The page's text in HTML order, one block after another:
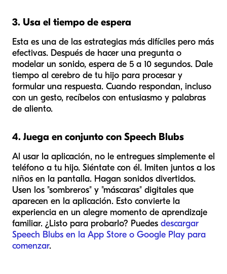
3. Usa el tiempo de espera
Esta es una de las estrategias más difíciles pero más
efectivas. Después de hacer una pregunta o
modelar un sonido, espera de 5 a 10 segundos. Dale
tiempo al cerebro de tu hijo para procesar y
formular una respuesta. Cuando respondan, incluso
con un gesto, recíbelos con entusiasmo y palabras
de aliento.
4. Juega en conjunto con Speech Blubs
Al usar la aplicación, no le entregues simplemente el
teléfono a tu hijo. Siéntate con él. Imiten juntos a los
niños en la pantalla. Hagan sonidos divertidos.
Usen los "sombreros" y "máscaras" digitales que
aparecen en la aplicación. Esto convierte la
experiencia en un alegre momento de aprendizaje
familiar. ¿Listo para probarlo? Puedes descargar
Speech Blubs en la App Store o Google Play para
comenzar.